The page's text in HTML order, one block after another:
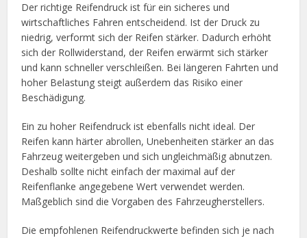
Der richtige Reifendruck ist für ein sicheres und
wirtschaftliches Fahren entscheidend. Ist der Druck zu
niedrig, verformt sich der Reifen stärker. Dadurch erhöht
sich der Rollwiderstand, der Reifen erwärmt sich stärker
und kann schneller verschleißen. Bei längeren Fahrten und
hoher Belastung steigt außerdem das Risiko einer
Beschädigung.
Ein zu hoher Reifendruck ist ebenfalls nicht ideal. Der
Reifen kann härter abrollen, Unebenheiten stärker an das
Fahrzeug weitergeben und sich ungleichmäßig abnutzen.
Deshalb sollte nicht einfach der maximal auf der
Reifenflanke angegebene Wert verwendet werden.
Maßgeblich sind die Vorgaben des Fahrzeugherstellers.
Die empfohlenen Reifendruckwerte befinden sich je nach